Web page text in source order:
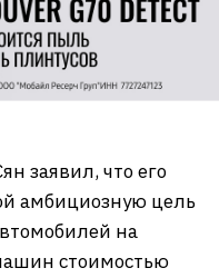
заявил, что его
амбициозную цель
на
стоимостью